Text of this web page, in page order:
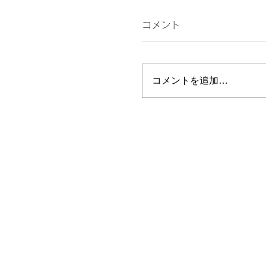
私の市長選とこれから
コメント
コメントを追加…